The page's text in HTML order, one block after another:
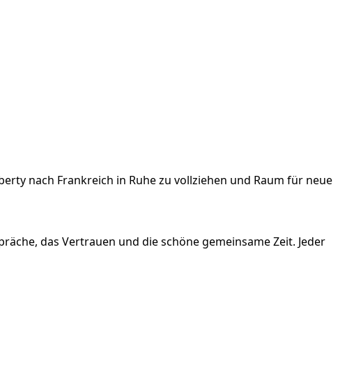
nach Frankreich in Ruhe zu vollziehen und Raum für neue
das Vertrauen und die schöne gemeinsame Zeit. Jeder